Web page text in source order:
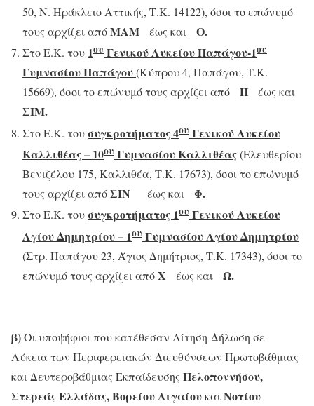
50, Ν. Ηράκλειο Αττικής, Τ.Κ. 14122), όσοι το επώνυμό
τους αρχίζει απόΜΑΜ έως και Ο.
Στο Ε.Κ. του 1ου Γενικού Λυκείου Παπάγου-1ου
Γυμνασίου Παπάγου(Κύπρου 4, Παπάγου, Τ.Κ.
15669), όσοι το επώνυμό τους αρχίζει από Π έως και
ΣΙΜ.
Στο Ε.Κ. τουσυγκροτήματος 4ου Γενικού Λυκείου
Καλλιθέας – 10ου Γυμνασίου Καλλιθέας(Ελευθερίου
Βενιζέλου 175, Καλλιθέα, Τ.Κ. 17673), όσοι το επώνυμό
τους αρχίζει απόΣΙΝ έως και Φ.
Στο Ε.Κ. τουσυγκροτήματος 1ου Γενικού Λυκείου
Αγίου Δημητρίου – 1ου Γυμνασίου Αγίου Δημητρίου
(Στρ. Παπάγου 23, Άγιος Δημήτριος, Τ.Κ. 17343), όσοι το
επώνυμό τους αρχίζει απόΧ έως και Ω.
β)Οι υποψήφιοι που κατέθεσαν Αίτηση-Δήλωση σε
Λύκεια των Περιφερειακών Διευθύνσεων Πρωτοβάθμιας
και Δευτεροβάθμιας Εκπαίδευσης Πελοποννήσου,
Στερεάς Ελλάδας, Βορείου ΑιγαίουκαιΝοτίου